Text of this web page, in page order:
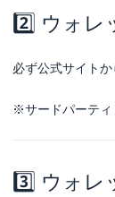
2️⃣ ウォレ
必ず公式サイト
※サードパーティ
3️⃣ ウォレ